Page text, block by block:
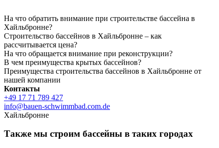
На что обратить внимание при строительстве бассейна в
Хайльбронне?
Строительство бассейнов в Хайльбронне – как
рассчитывается цена?
На что обращается внимание при реконструкции?
В чем преимущества крытых бассейнов?
Преимущества строительства бассейнов в Хайльбронне от
нашей компании
Контакты
+49 17 71 789 427
info@bauen-schwimmbad.com.de
Хайльбронне
Также мы строим бассейны в таких городах